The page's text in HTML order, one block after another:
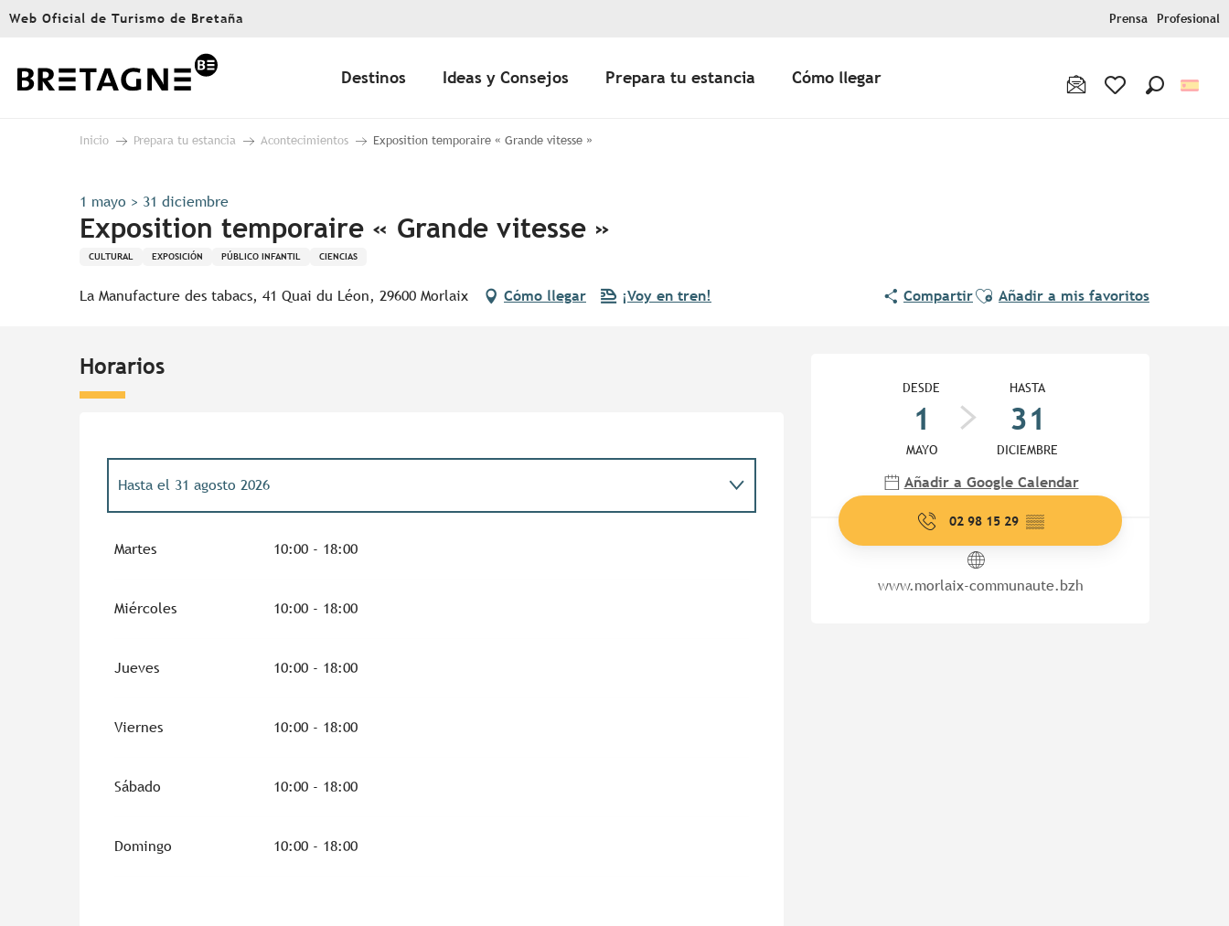
Aller
principal
Web Oficial de Turismo de Bretaña Prensa Profesional
Destinos Ideas y Consejos Prepara tu estancia Cómo llegar
Inicio Prepara tu estancia Acontecimientos Exposition temporaire « Grande vitesse »
1 mayo > 31 diciembre
Exposition temporaire « Grande vitesse »
CULTURAL EXPOSICIÓN PÚBLICO INFANTIL CIENCIAS
La Manufacture des tabacs, 41 Quai du Léon, 29600 Morlaix Cómo llegar ¡Voy en tren! CompartirAjouter aux favoris
Añadir a mis favoritos
DESDE
1
MAYO
HASTA
31
DICIEMBRE
Añadir a Google Calendar
02 98 15 29 ▒▒
www.morlaix-communaute.bzh
Horarios
Hasta el 31 agosto 2026
Martes 10:00 - 18:00
Miércoles 10:00 - 18:00
Jueves 10:00 - 18:00
Viernes 10:00 - 18:00
Sábado 10:00 - 18:00
Domingo 10:00 - 18:00